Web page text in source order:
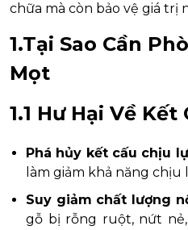
chữa mà còn bảo vệ giá trị
1.Tại Sao Cần
Mọt
1.1 Hư Hại Về
Phá hủy kết cấu chịu
làm giảm khả năng chịu
Suy giảm chất lượng
gỗ bị rỗng ruột, nứt